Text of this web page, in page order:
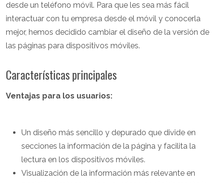
desde un teléfono móvil. Para que les sea más fácil
interactuar con tu empresa desde el móvil y conocerla
mejor, hemos decidido cambiar el diseño de la versión de
las páginas para dispositivos móviles.
Características principales
Ventajas para los usuarios:
Un diseño más sencillo y depurado que divide en
secciones la información de la página y facilita la
lectura en los dispositivos móviles.
Visualización de la información más relevante en